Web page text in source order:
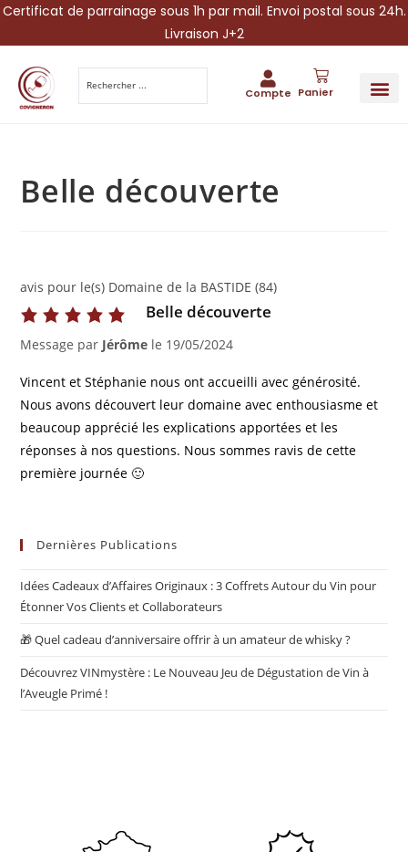
Certificat de parrainage sous 1h par mail. Envoi postal sous 24h.
Livraison J+2
Compte Panier
Belle découverte
avis pour le(s) Domaine de la BASTIDE (84)
Belle découverte
Message par Jérôme le 19/05/2024
Vincent et Stéphanie nous ont accueilli avec générosité.
Nous avons découvert leur domaine avec enthousiasme et
beaucoup apprécié les explications apportées et les
réponses à nos questions. Nous sommes ravis de cette
première journée 🙂
Dernières Publications
Idées Cadeaux d’Affaires Originaux : 3 Coffrets Autour du Vin pour
Étonner Vos Clients et Collaborateurs
🎁 Quel cadeau d’anniversaire offrir à un amateur de whisky ?
Découvrez VINmystère : Le Nouveau Jeu de Dégustation de Vin à
l’Aveugle Primé !